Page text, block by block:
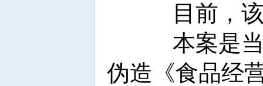
目前，
本案是
伪造《食品经